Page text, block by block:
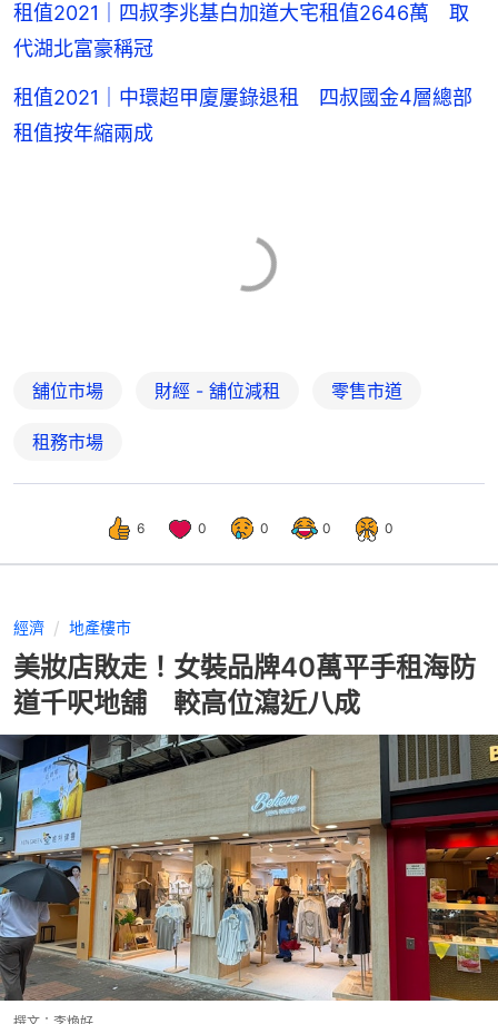
租值2021｜四叔李兆基白加道大宅租值2646萬 取
代湖北富豪稱冠
租值2021｜中環超甲廈屢錄退租 四叔國金4層總部
租值按年縮兩成
舖位市場 財經 - 舖位減租 零售市道
租務市場
6 0 0 0 0
經濟 地產樓市
美妝店敗走！女裝品牌40萬平手租海防
道千呎地舖 較高位瀉近八成